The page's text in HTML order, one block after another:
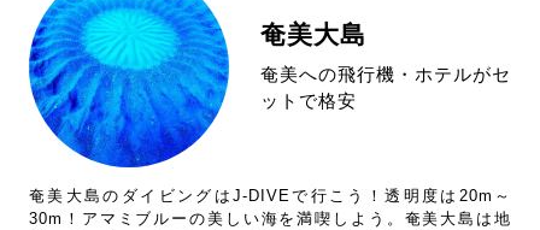
奄美大島
奄美への飛行機・ホテルがセ
ットで格安
奄美大島のダイビングはJ-DIVEで行こう！透明度は20m～
30m！アマミブルーの美しい海を満喫しよう。奄美大島は地